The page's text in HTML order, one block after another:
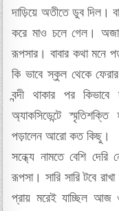
দাড়িয়ে অতীতে ডুব দিল।
করে মাও চলে গেল।
রূপসার। বাবার কথা মনে
কি ভাবে স্কুল থেকে
বন্দী থাকার পর
অ্যাকসিডেন্টে
পড়ালেন আরো কত কিছু।
সন্ধ্যে নামতে বেশি দেরি
রূপসা। সারি সারি টবে
প্রায় মরেই যাচ্ছিল আজ